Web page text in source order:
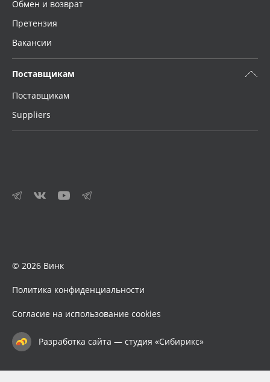
Обмен и возврат
Претензия
Вакансии
Поставщикам
Поставщикам
Suppliers
© 2026 Винк
Политика конфиденциальности
Согласие на использование cookies
Разработка сайта — студия «Сибирикс»